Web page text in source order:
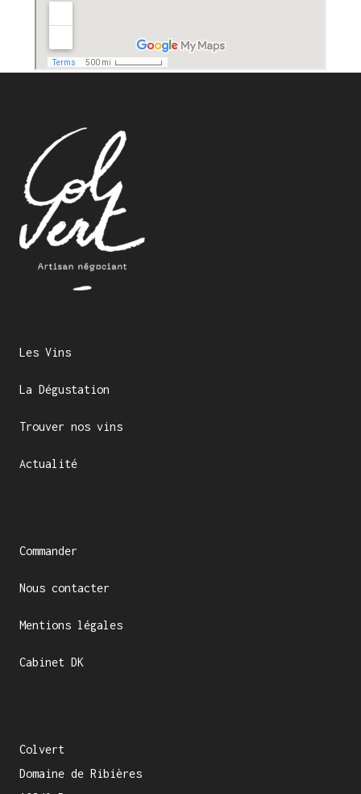
Les Vins
La Dégustation
Trouver nos vins
Actualité
Commander
Nous contacter
Mentions légales
Cabinet DK
Colvert
Domaine de Ribières